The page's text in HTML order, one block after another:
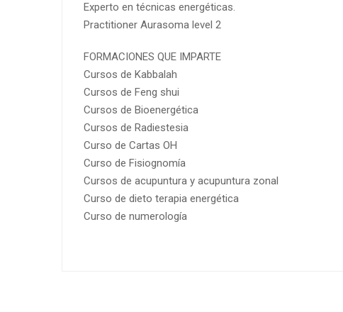
Experto en técnicas energéticas.
Practitioner Aurasoma level 2
FORMACIONES QUE IMPARTE
Cursos de Kabbalah
Cursos de Feng shui
Cursos de Bioenergética
Cursos de Radiestesia
Curso de Cartas OH
Curso de Fisiognomía
Cursos de acupuntura y acupuntura zonal
Curso de dieto terapia energética
Curso de numerología